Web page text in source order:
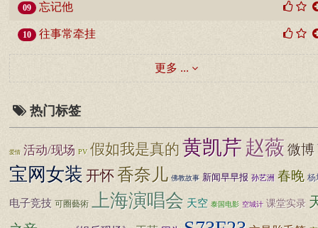
09 忘记他
10 往事常牵挂
更多 ...
热门标签
爱情 活动/现场 PV 假如我是真的 黄凯芹赵薇微博
宝网女装 开怀香奈儿 佛教故事 新闻早早报 孙艺洲 春晚 杨
电子竞技 可圈藝術 上海演唱会 天空 泰国电影 空城计 课堂实录